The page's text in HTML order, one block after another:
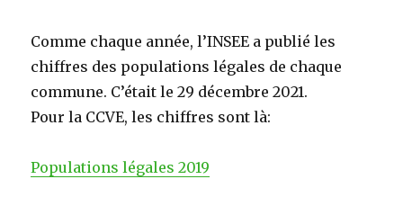
Comme chaque année, l’INSEE a publié les
chiffres des populations légales de chaque
commune. C’était le 29 décembre 2021.
Pour la CCVE, les chiffres sont là:
Populations légales 2019